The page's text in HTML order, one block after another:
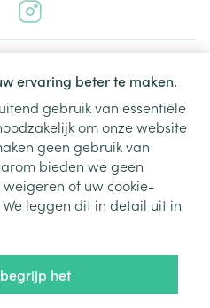
ervaring beter te maken.
gebruik van essentiële
om onze website
geen gebruik van
bieden we geen
of uw cookie-
leggen dit in detail uit in
het